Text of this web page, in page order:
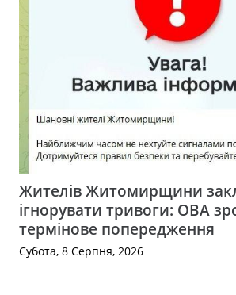
Жителів Житомирщини
ігнорувати тривоги: ОВА
термінове попередження
Субота, 8 Серпня, 2026